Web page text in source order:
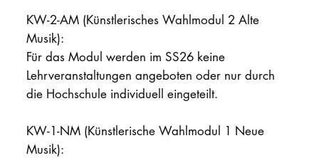
KW-2-AM (Künstlerisches Wahlmodul 2 Alte
Musik):
Für das Modul werden im SS26 keine
Lehrveranstaltungen angeboten oder nur durch
die Hochschule individuell eingeteilt.
KW-1-NM (Künstlerische Wahlmodul 1 Neue
Musik):